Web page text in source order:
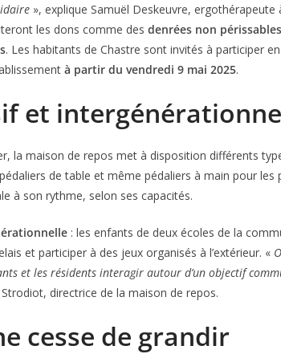
», explique Samuël Deskeuvre, ergothérapeute
les dons comme des denrées non
. Les habitants de Chastre sont invités à participer
à partir du vendredi 9 mai 2025.
et
la maison de repos met à disposition différents
de table et même pédaliers à main pour les
à son rythme, selon ses capacités.
: les enfants de deux écoles de la
et participer à des jeux organisés à l’extérieur. «
et les résidents interagir autour d’un objectif
directrice de la maison de repos.
cesse de grandir